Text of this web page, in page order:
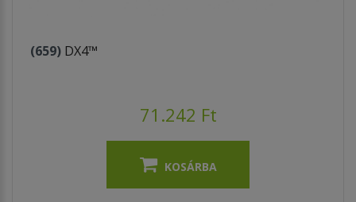
(659) DX4™
71.242 Ft
KOSÁRBA